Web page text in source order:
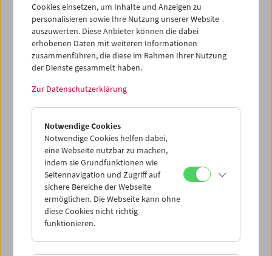
Collection on Screen: Lav Diaz – Teil 3
Cookies einsetzen, um Inhalte und Anzeigen zu
personalisieren sowie Ihre Nutzung unserer Website
auszuwerten. Diese Anbieter können die dabei
erhobenen Daten mit weiteren Informationen
zusammenführen, die diese im Rahmen Ihrer Nutzung
der Dienste gesammelt haben.
Zur Datenschutzerklärung
Notwendige Cookies
Notwendige Cookies helfen dabei,
eine Webseite nutzbar zu machen,
indem sie Grundfunktionen wie
Seitennavigation und Zugriff auf
sichere Bereiche der Webseite
ermöglichen. Die Webseite kann ohne
diese Cookies nicht richtig
funktionieren.